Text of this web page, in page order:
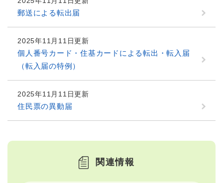
郵送による転出届
2025年11月11日更新
個人番号カード・住基カードによる転出・転入届
（転入届の特例）
2025年11月11日更新
住民票の異動届
関連情報